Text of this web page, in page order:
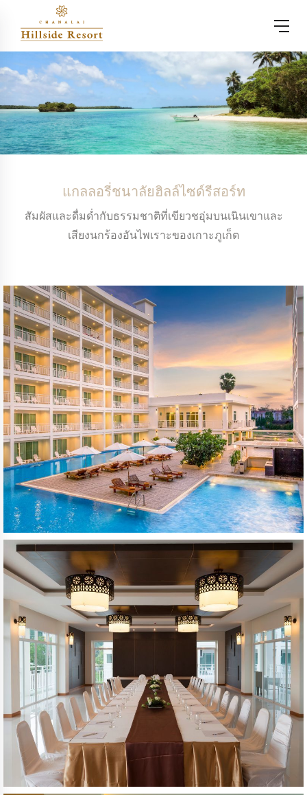
แกลลอรี่ชนาลัยฮิลล์ไซด์รีสอร์ท
สัมผัสและดื่มด่ำกับธรรมชาติที่เขียวชอุ่มบนเนินเขาและ
เสียงนกร้องอันไพเราะของเกาะภูเก็ต